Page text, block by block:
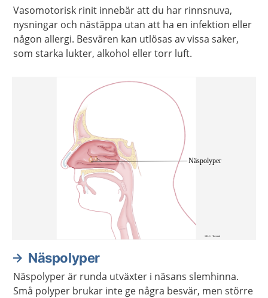
Vasomotorisk rinit innebär att du har rinnsnuva,
nysningar och nästäppa utan att ha en infektion eller
någon allergi. Besvären kan utlösas av vissa saker,
som starka lukter, alkohol eller torr luft.
Näspolyper
Näspolyper är runda utväxter i näsans slemhinna.
Små polyper brukar inte ge några besvär, men större